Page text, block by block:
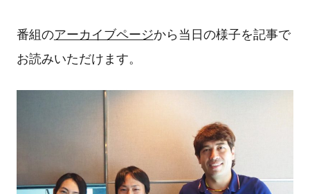
番組のアーカイブページから当日の様子を記事で
お読みいただけます。